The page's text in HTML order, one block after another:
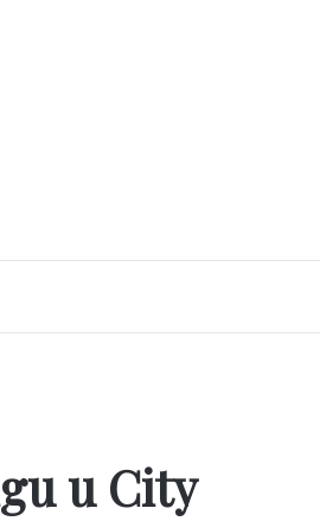
u City